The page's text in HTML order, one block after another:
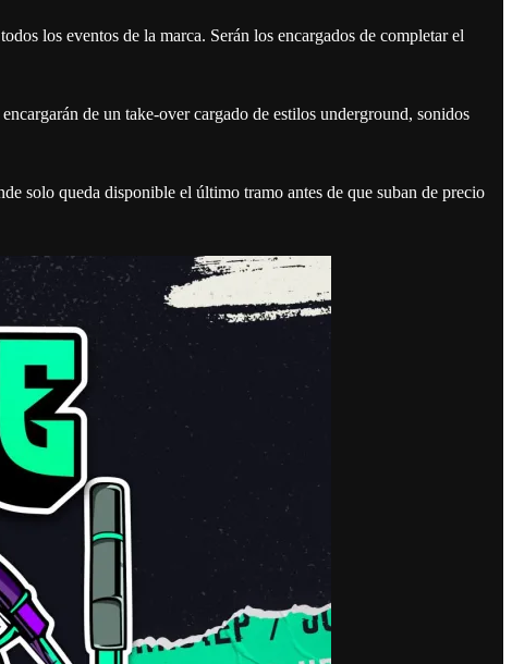
los eventos de la marca. Serán los encargados de completar el
encargarán de un take-over cargado de estilos underground, sonidos
solo queda disponible el último tramo antes de que suban de precio